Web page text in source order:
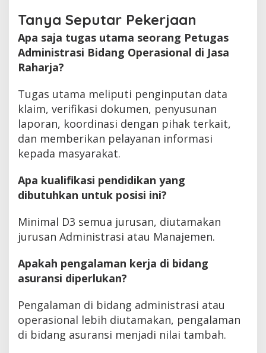
Tanya Seputar Pekerjaan
Apa saja tugas utama seorang Petugas
Administrasi Bidang Operasional di Jasa
Raharja?
Tugas utama meliputi penginputan data
klaim, verifikasi dokumen, penyusunan
laporan, koordinasi dengan pihak terkait,
dan memberikan pelayanan informasi
kepada masyarakat.
Apa kualifikasi pendidikan yang
dibutuhkan untuk posisi ini?
Minimal D3 semua jurusan, diutamakan
jurusan Administrasi atau Manajemen.
Apakah pengalaman kerja di bidang
asuransi diperlukan?
Pengalaman di bidang administrasi atau
operasional lebih diutamakan, pengalaman
di bidang asuransi menjadi nilai tambah.